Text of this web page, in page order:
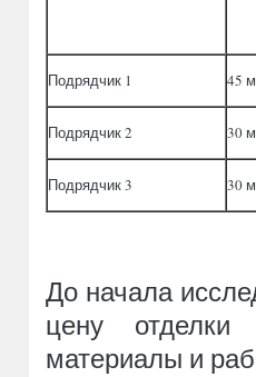
Подрядчик 1 45
Подрядчик 2 30
Подрядчик 3 30
До начала
цену отделки
материалы и